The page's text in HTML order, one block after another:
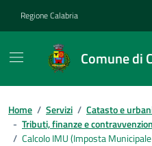
Regione Calabria
Comune di
Home / Servizi / Catasto e
- Tributi, finanze e
/ Calcolo IMU (Imposta